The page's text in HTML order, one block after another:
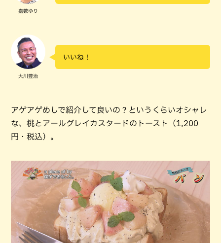
嘉数ゆり
大川豊治
いいね！
アゲアゲめしで紹介して良いの？というくらいオシャレ
な、桃とアールグレイカスタードのトースト（1,200
円・税込）。